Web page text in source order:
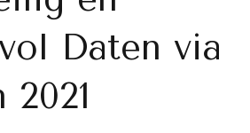
Daten via